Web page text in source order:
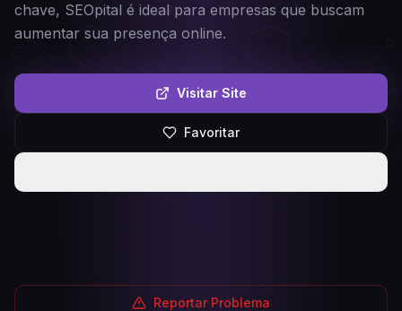
chave, SEOpital é ideal para empresas que buscam
aumentar sua presença online.
Visitar Site
Favoritar
Reportar Problema